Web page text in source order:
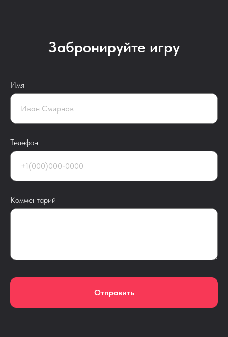
Забронируйте игру
Имя
Телефон
Комментарий
Отправить